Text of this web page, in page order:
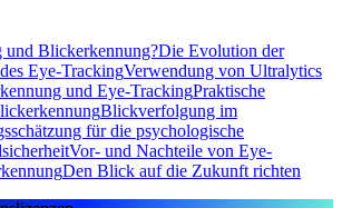
und Blickerkennung?Die Evolution der
Eye-TrackingVerwendung von Ultralytics
und Eye-TrackingPraktische
Blickverfolgung im
für die psychologische
Vor- und Nachteile von Eye-
Den Blick auf die Zukunft richten